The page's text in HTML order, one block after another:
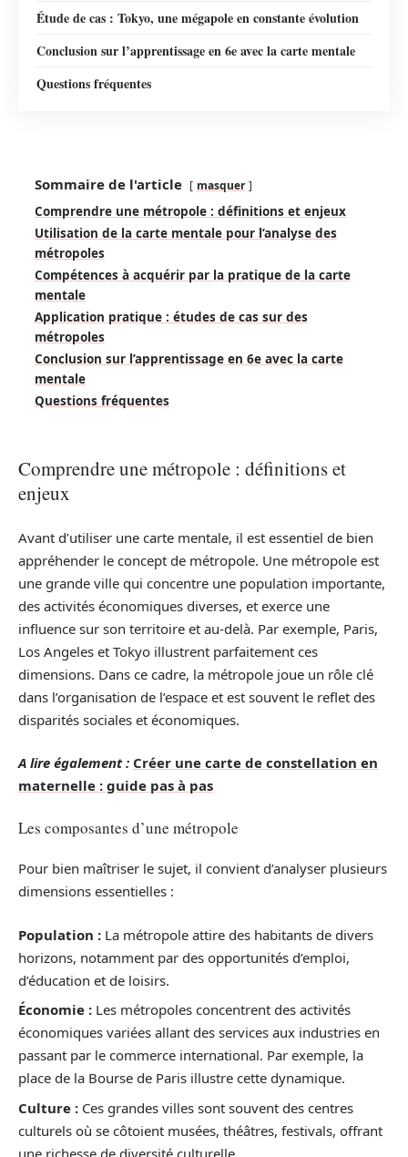
Étude de cas : Tokyo, une mégapole en constante évolution
Conclusion sur l’apprentissage en 6e avec la carte mentale
Questions fréquentes
Sommaire de l'article masquer
Comprendre une métropole : définitions et enjeux
Utilisation de la carte mentale pour l’analyse des
métropoles
Compétences à acquérir par la pratique de la carte
mentale
Application pratique : études de cas sur des
métropoles
Conclusion sur l’apprentissage en 6e avec la carte
mentale
Questions fréquentes
Comprendre une métropole : définitions et
enjeux
Avant d’utiliser une carte mentale, il est essentiel de bien
appréhender le concept de métropole. Une métropole est
une grande ville qui concentre une population importante,
des activités économiques diverses, et exerce une
influence sur son territoire et au-delà. Par exemple, Paris,
Los Angeles et Tokyo illustrent parfaitement ces
dimensions. Dans ce cadre, la métropole joue un rôle clé
dans l’organisation de l’espace et est souvent le reflet des
disparités sociales et économiques.
A lire également : Créer une carte de constellation en
maternelle : guide pas à pas
Les composantes d’une métropole
Pour bien maîtriser le sujet, il convient d’analyser plusieurs
dimensions essentielles :
Population : La métropole attire des habitants de divers
horizons, notamment par des opportunités d’emploi,
d’éducation et de loisirs.
Économie : Les métropoles concentrent des activités
économiques variées allant des services aux industries en
passant par le commerce international. Par exemple, la
place de la Bourse de Paris illustre cette dynamique.
Culture : Ces grandes villes sont souvent des centres
culturels où se côtoient musées, théâtres, festivals, offrant
une richesse de diversité culturelle.